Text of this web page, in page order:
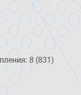
8 (831)